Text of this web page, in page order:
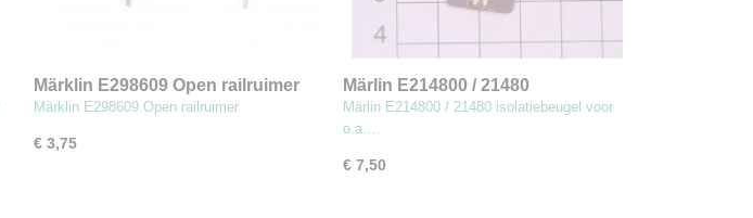
Märklin E298609 Open railruimer
(MBT7)
Märklin E298609 Open railruimer
€ 3,75
Märlin E214800 / 21480
isolatiebeugel voor o.a. 3034/-37
(MBT7)
Märlin E214800 / 21480 isolatiebeugel voor
o.a.…
€ 7,50